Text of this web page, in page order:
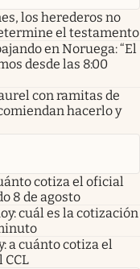
los herederos no
el testamento
en Noruega: “El
desde las 8:00
con ramitas de
hacerlo y
cotiza el oficial
8 de agosto
cuál es la cotización
a cuánto cotiza el
CCL